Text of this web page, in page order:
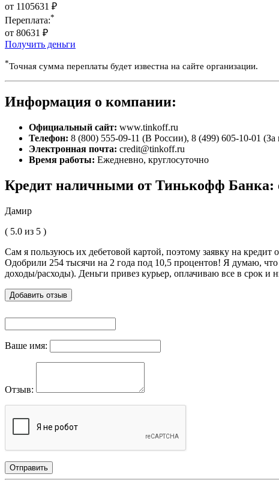
от 1105631 ₽
Переплата:*
от 80631 ₽
Получить деньги
*Точная сумма переплаты будет известна на сайте организации.
Информация о компании:
Официальный сайт: www.tinkoff.ru
Телефон: 8 (800) 555-09-11 (В России), 8 (499) 605-10-01 (За
Электронная почта: credit@tinkoff.ru
Время работы: Ежедневно, круглосуточно
Кредит наличными от Тинькофф
Дамир
( 5.0 из 5 )
Сам я пользуюсь их дебетовой картой, поэтому заявку на
Одобрили 254 тысячи на 2 года под 10,5 процентов! Я думаю,
доходы/расходы). Деньги привез курьер, оплачиваю все в срок и
Добавить отзыв
Ваше имя:
Отзыв:
Отправить